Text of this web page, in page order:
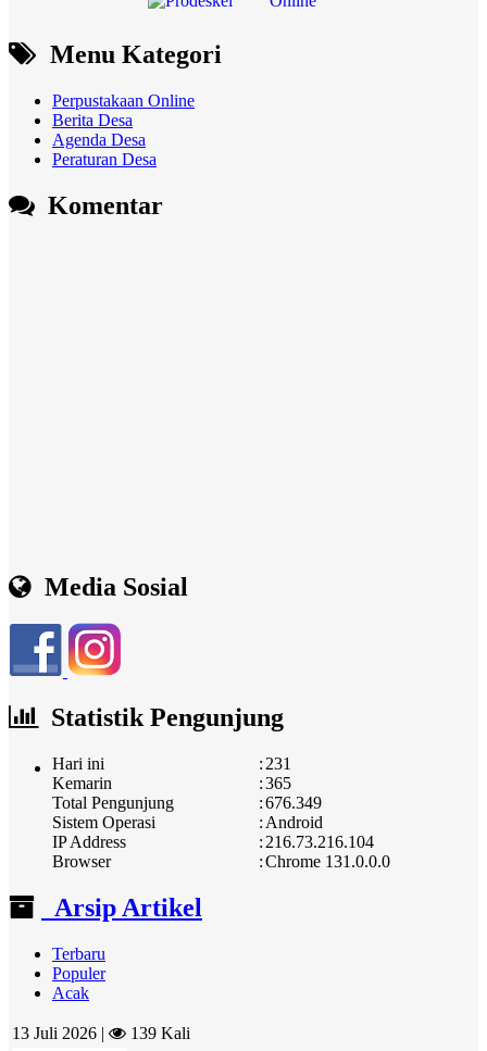
Menu Kategori
Perpustakaan Online
Berita Desa
Agenda Desa
Peraturan Desa
Komentar
Media Sosial
Statistik Pengunjung
Hari ini : 231
Kemarin
:365
Total Pengunjung
:676.349
Sistem Operasi
: Android
IP Address
: 216.73.216.104
Browser
:Chrome 131.0.0.0
Arsip Artikel
Terbaru
Populer
Acak
13 Juli 2026 | 139 Kali